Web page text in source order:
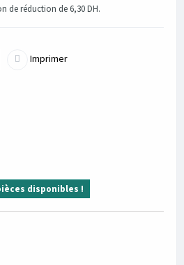
de réduction de 6,30 DH.
Imprimer
disponibles !